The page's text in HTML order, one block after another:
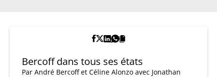
Bercoff dans tous ses états
Par André Bercoff et Céline Alonzo avec Jonathan